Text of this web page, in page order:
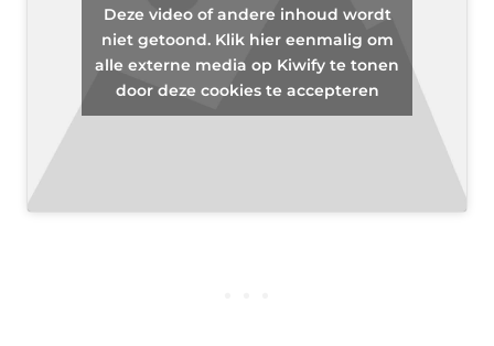
Deze video of andere inhoud wordt
niet getoond. Klik hier eenmalig om
alle externe media op Kiwify te tonen
door deze cookies te accepteren